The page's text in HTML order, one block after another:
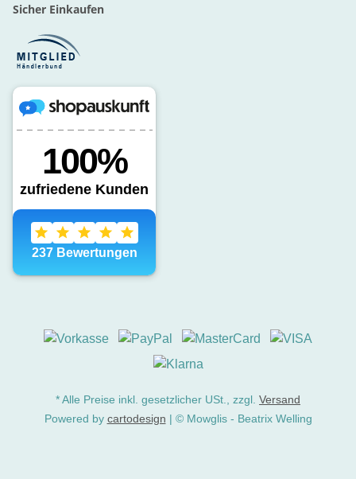
Sicher Einkaufen
* Alle Preise inkl. gesetzlicher USt., zzgl. Versand
Powered by cartodesign | © Mowglis - Beatrix Welling